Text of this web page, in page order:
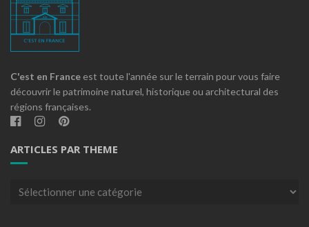
C'est en France est toute l'année sur le terrain pour vous faire
découvrir le patrimoine naturel, historique ou architectural des
régions françaises.
ARTICLES PAR THEME
Articles